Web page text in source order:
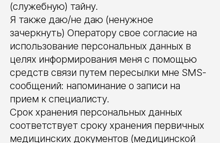
(служебную) тайну.
Я также даю/не даю (ненужное
зачеркнуть) Оператору свое согласие на
использование персональных данных в
целях информирования меня с помощью
средств связи путем пересылки мне SMS-
сообщений: напоминание о записи на
прием к специалисту.
Срок хранения персональных данных
соответствует сроку хранения первичных
медицинских документов (медицинской